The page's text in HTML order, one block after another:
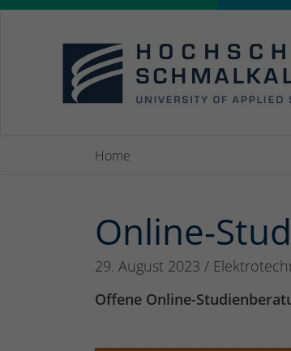
Home
Online-
29. August 2023 /
Offene Online-